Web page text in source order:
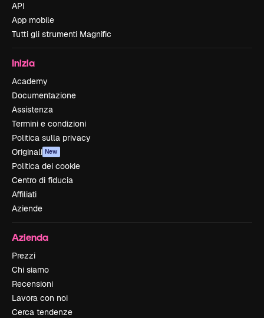
API
App mobile
Tutti gli strumenti Magnific
Inizia
Academy
Documentazione
Assistenza
Termini e condizioni
Politica sulla privacy
Originali New
Politica dei cookie
Centro di fiducia
Affiliati
Aziende
Azienda
Prezzi
Chi siamo
Recensioni
Lavora con noi
Cerca tendenze